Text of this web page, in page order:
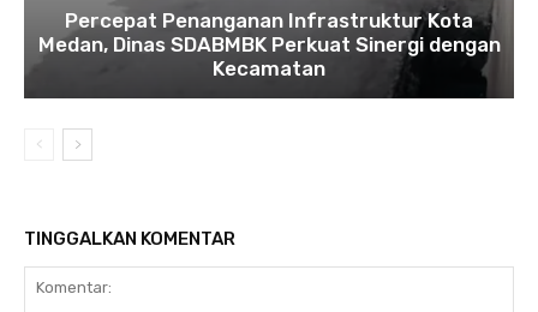
Percepat Penanganan Infrastruktur Kota
Medan, Dinas SDABMBK Perkuat Sinergi dengan
Kecamatan
TINGGALKAN KOMENTAR